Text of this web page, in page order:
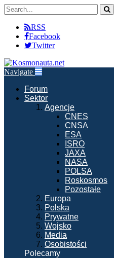
RSS
Facebook
Twitter
Navigate
Forum
Sektor
Agencje
CNES
CNSA
ESA
ISRO
JAXA
NASA
POLSA
Roskosmos
Pozostałe
Europa
Polska
Prywatne
Wojsko
Media
Osobistości
Polecamy